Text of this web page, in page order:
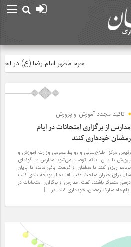
حرم مطهر امام رضا (ع) در لحظه
تاکید مجدد آموزش و پرورش
مدارس از برگزاری امتحانات در ایام
رمضان خودداری کنند
رئیس مرکز اطلاع‌رسانی و روابط عمومی وزارت آموزش و
پرورش با بیان اینکه توصیه می‌شود مدارس به گونه‌ای
برنامه ریزی کنند تا معلمان از فرصت باقی مانده تا پایان
سال برای جبران مباحث عقب افتاده از بودجه بندی کتب
درسی متمرکز باشند، گفت: مدارس از برگزاری امتحانات در
ایام ماه مبارک رمضان، خودداری کنند. در […]